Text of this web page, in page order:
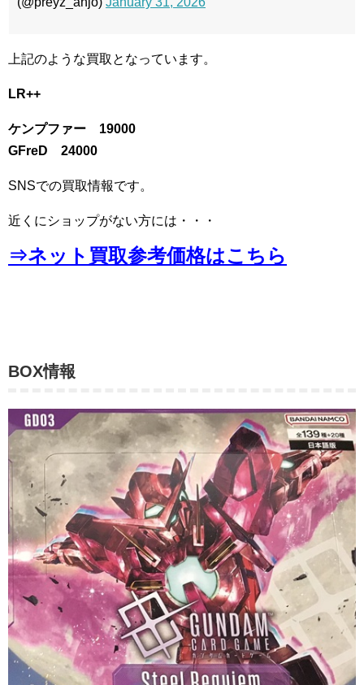
上記のような買取となっています。
LR++
ケンプファー 19000
GFreD 24000
SNSでの買取情報です。
近くにショップがない方には・・・
⇒ネット買取参考価格はこちら
BOX情報